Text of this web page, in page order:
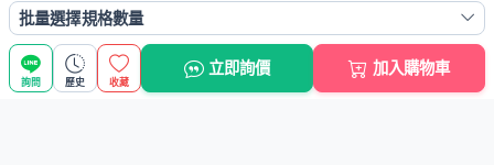
批量選擇規格數量
詢問 歷史 收藏
立即詢價 加入購物車